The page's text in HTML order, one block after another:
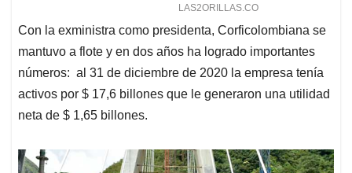
Con la exministra como presidenta, Corficolombiana se
mantuvo a flote y en dos años ha logrado importantes
números: al 31 de diciembre de 2020 la empresa tenía
activos por $ 17,6 billones que le generaron una utilidad
neta de $ 1,65 billones.